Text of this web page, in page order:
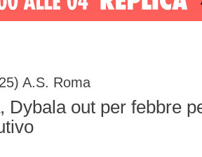
A.S. Roma
Dybala out per febbre